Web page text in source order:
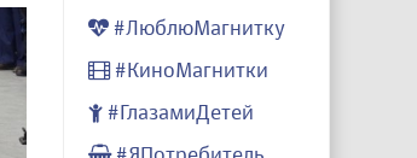
#ЛюблюМагнитку
#КиноМагнитки
#ГлазамиДетей